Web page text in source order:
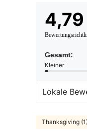
4,79
Gesamt:
Kleiner
Lokale
Thanksgiving (1)